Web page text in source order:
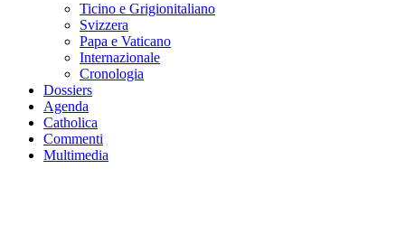
Ticino e Grigionitaliano
Svizzera
Papa e Vaticano
Internazionale
Cronologia
Dossiers
Agenda
Catholica
Commenti
Multimedia